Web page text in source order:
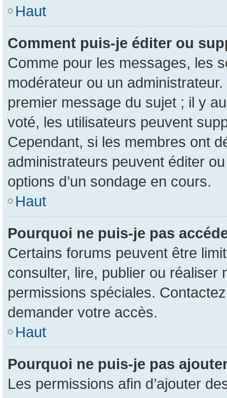
Haut
Comment puis-je éditer ou
Comme pour les messages, les
modérateur ou un
premier message du sujet ; il y
voté, les utilisateurs peuvent
Cependant, si les membres ont
administrateurs peuvent éditer
options d’un sondage en cours.
Haut
Pourquoi ne puis-je pas
Certains forums peuvent être
consulter, lire, publier ou réaliser
permissions spéciales.
demander votre accès.
Haut
Pourquoi ne puis-je pas
Les permissions afin d’ajouter